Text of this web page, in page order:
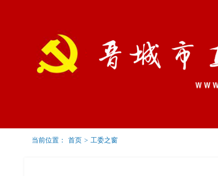
党建要闻 通知公告
当前位置： 首页 > 工委之窗